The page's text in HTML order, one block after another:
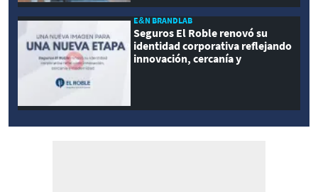
E&N BRANDLAB
Seguros El Roble renovó su
identidad corporativa reflejando
innovación, cercanía y